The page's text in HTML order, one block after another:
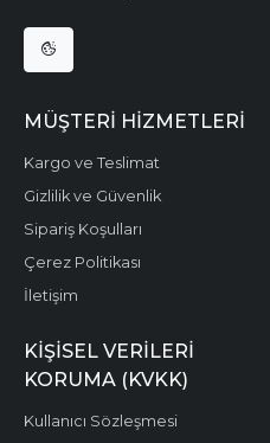
MÜŞTERI HIZMETLERI
Kargo ve Teslimat
Gizlilik ve Güvenlik
Sipariş Koşulları
Çerez Politikası
İletişim
KIŞISEL VERILERI
KORUMA (KVKK)
Kullanıcı Sözleşmesi